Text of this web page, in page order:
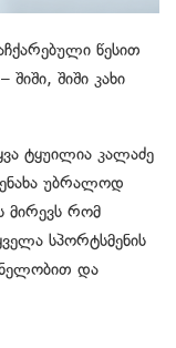
წესით
შიში კახი
ტყუილია კალაძე
უბრალოდ
მირევს რომ
სპორტსმენის
და